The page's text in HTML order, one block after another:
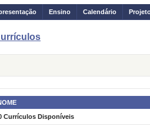
Ensino Calendário
Currículos Disponíveis